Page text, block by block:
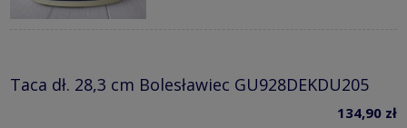
Taca dł. 28,3 cm Bolesławiec GU928DEKDU205
134,90 zł